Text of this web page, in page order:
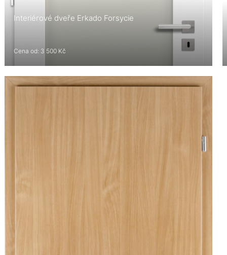
Interiérové dveře Erkado Forsycie
Cena od: 3 500 Kč